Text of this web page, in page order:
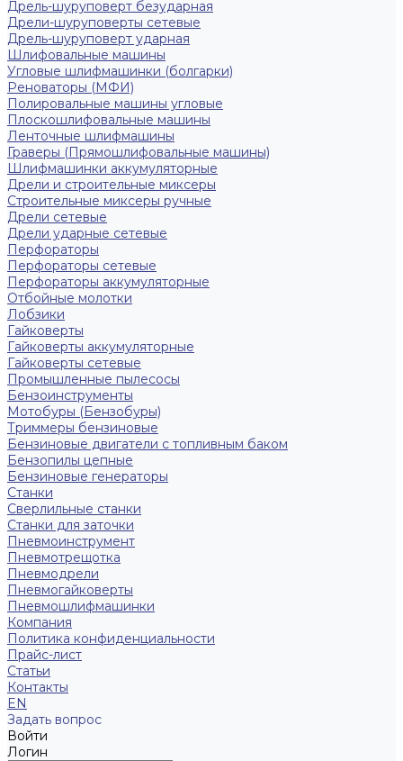
Дрель-шуруповерт безударная
Дрели-шуруповерты сетевые
Дрель-шуруповерт ударная
Шлифовальные машины
Угловые шлифмашинки (болгарки)
Реноваторы (МФИ)
Полировальные машины угловые
Плоскошлифовальные машины
Ленточные шлифмашины
Граверы (Прямошлифовальные машины)
Шлифмашинки аккумуляторные
Дрели и строительные миксеры
Строительные миксеры ручные
Дрели сетевые
Дрели ударные сетевые
Перфораторы
Перфораторы сетевые
Перфораторы аккумуляторные
Отбойные молотки
Лобзики
Гайковерты
Гайковерты аккумуляторные
Гайковерты сетевые
Промышленные пылесосы
Бензоинструменты
Мотобуры (Бензобуры)
Триммеры бензиновые
Бензиновые двигатели с топливным баком
Бензопилы цепные
Бензиновые генераторы
Станки
Сверлильные станки
Станки для заточки
Пневмоинструмент
Пневмотрещотка
Пневмодрели
Пневмогайковерты
Пневмошлифмашинки
Компания
Политика конфиденциальности
Прайс-лист
Статьи
Контакты
EN
Задать вопрос
Войти
Логин